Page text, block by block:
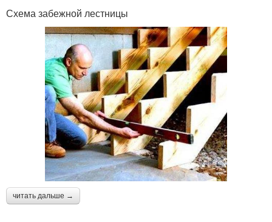
Схема забежной лестницы
читать дальше →